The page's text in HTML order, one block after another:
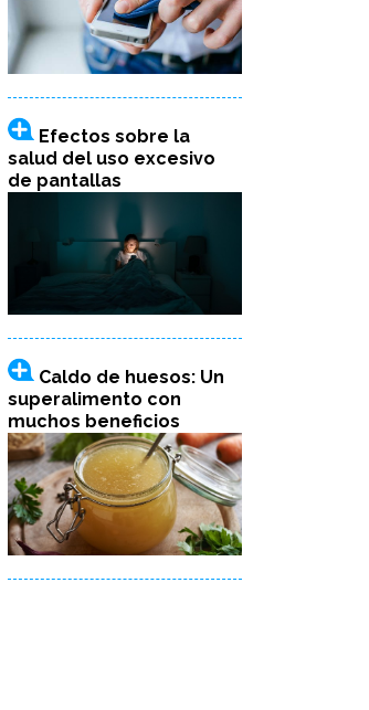
Efectos sobre la
salud del uso excesivo
de pantallas
Caldo de huesos: Un
superalimento con
muchos beneficios